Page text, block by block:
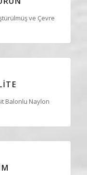
ve Çevre
Balonlu Naylon